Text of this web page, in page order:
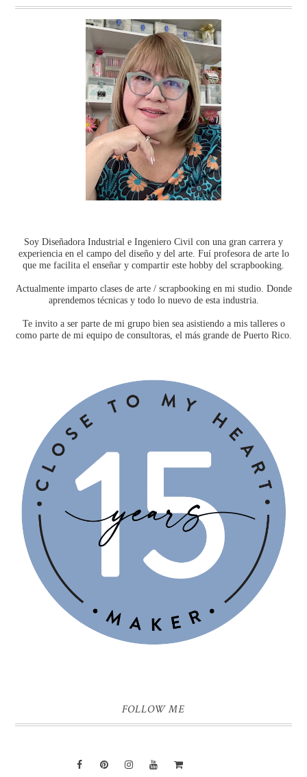
Soy Diseñadora Industrial e Ingeniero Civil con una gran carrera y
experiencia en el campo del diseño y del arte. Fuí profesora de arte lo
que me facilita el enseñar y compartir este hobby del scrapbooking.
Actualmente imparto clases de arte / scrapbooking en mi studio. Donde
aprendemos técnicas y todo lo nuevo de esta industria.
Te invito a ser parte de mi grupo bien sea asistiendo a mis talleres o
como parte de mi equipo de consultoras, el más grande de Puerto Rico.
FOLLOW ME